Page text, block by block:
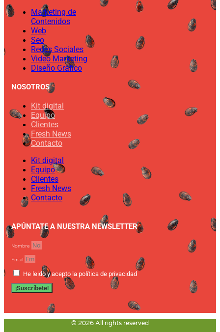
Marketing de
Contenidos
Web
Seo
Redes Sociales
Video Marketing
Diseño Gráfico
NOSOTROS
Kit digital
Equipo
Clientes
Fresh News
Contacto
Kit digital
Equipo
Clientes
Fresh News
Contacto
APÚNTATE A NUESTRA NEWSLETTER
Nombre
Email
He leido y acepto la política de privacidad
¡Suscríbete!
© 2026 All rights reserved